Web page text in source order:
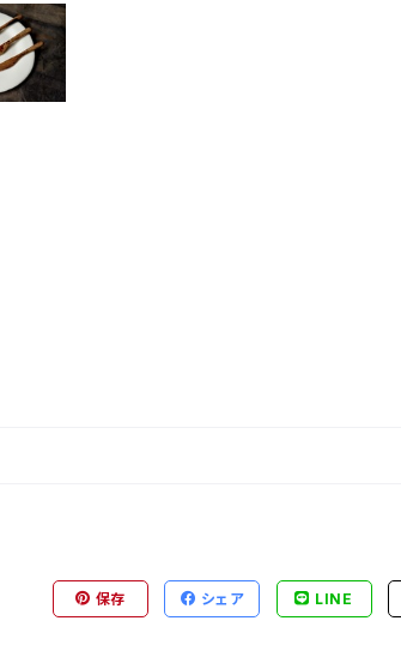
保存 シェア LINE